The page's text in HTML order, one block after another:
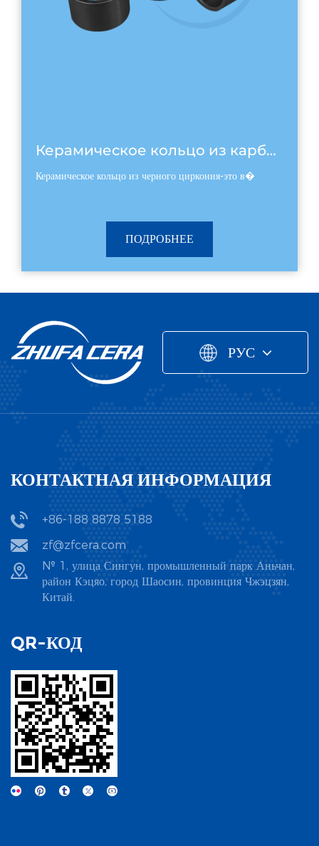
Керамическое кольцо из карбида черного кремния
Керамическое кольцо из черного циркония-это в�
ПОДРОБНЕЕ
РУС
КОНТАКТНАЯ ИНФОРМАЦИЯ
+86-188 8878 5188
zf@zfcera.com
№ 1, улица Сингун, промышленный парк Аньчан,
район Кэцяо, город Шаосин, провинция Чжэцзян,
Китай.
QR-КОД